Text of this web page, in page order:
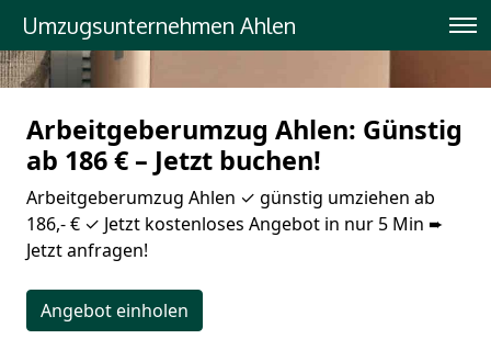
Umzugsunternehmen Ahlen
Arbeitgeberumzug Ahlen: Günstig
ab 186 € – Jetzt buchen!
Arbeitgeberumzug Ahlen ✓ günstig umziehen ab
186,- € ✓ Jetzt kostenloses Angebot in nur 5 Min ➨
Jetzt anfragen!
Angebot einholen